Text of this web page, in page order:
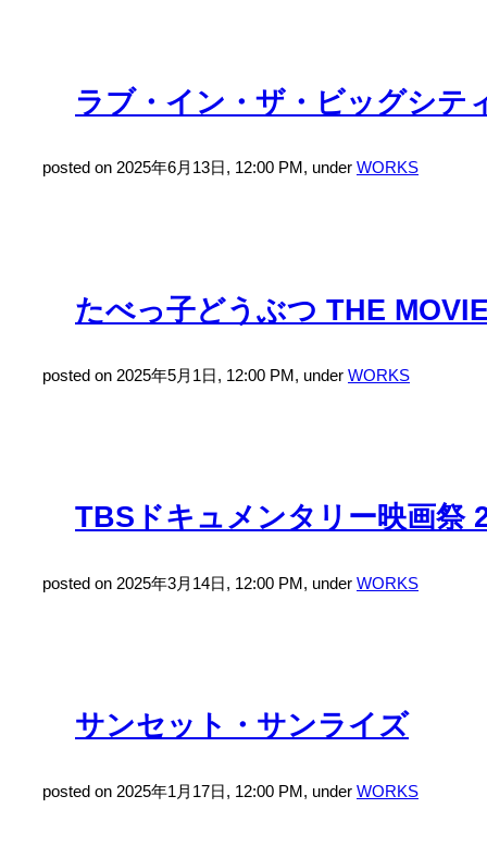
ラブ・イン・ザ・ビッグシテ
posted on 2025年6月13日, 12:00 PM, under WORKS
たべっ子どうぶつ THE
posted on 2025年5月1日, 12:00 PM, under WORKS
TBSドキュメンタリー映画祭
posted on 2025年3月14日, 12:00 PM, under WORKS
サンセット・サンライズ
posted on 2025年1月17日, 12:00 PM, under WORKS